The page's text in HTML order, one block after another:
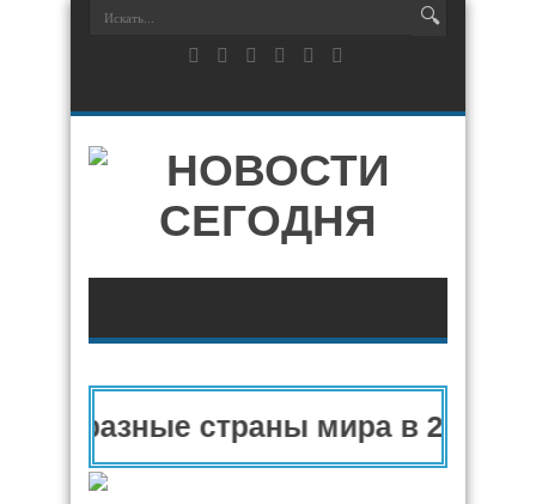
разные страны мира в 2025 году